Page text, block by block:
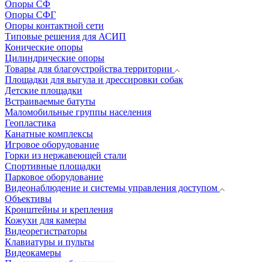
Опоры СФ
Опоры СФГ
Опоры контактной сети
Типовые решения для АСИП
Конические опоры
Цилиндрические опоры
Товары для благоустройства территории
Площадки для выгула и дрессировки собак
Детские площадки
Встраиваемые батуты
Маломобильные группы населения
Геопластика
Канатные комплексы
Игровое оборудование
Горки из нержавеющей стали
Спортивные площадки
Парковое оборудование
Видеонаблюдение и системы управления доступом
Объективы
Кронштейны и крепления
Кожухи для камеры
Видеорегистраторы
Клавиатуры и пульты
Видеокамеры